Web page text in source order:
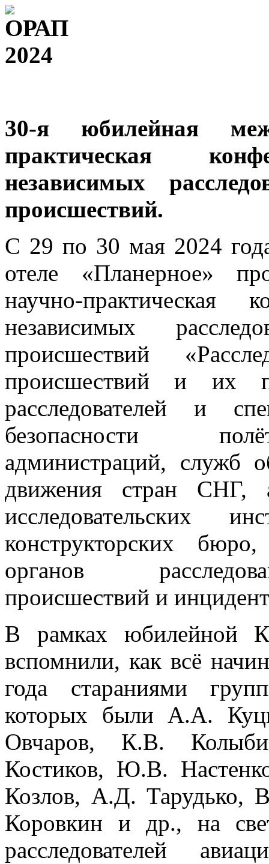
30-я юбилейная
практическая
независимых
происшествий.
С 29 по 30 мая 2024
отеле «Планерное»
научно-практическая
независимых
происшествий
происшествий и их
расследователей и
безопасности
администраций, служб
движения стран СНГ,
исследовательских
конструкторских
органов
происшествий и
В рамках юбилейной
вспомнили, как всё
года стараниями
которых были А.А.
Овчаров, К.В.
Костиков, Ю.В.
Козлов, А.Д.
Коровкин и др., на
расследователей